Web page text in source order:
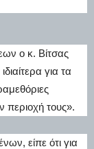
ο κ. Βίτσας
για τα
περιοχή τους».
είπε ότι για